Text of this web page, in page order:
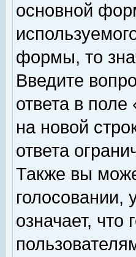
основной
формы, то
Введите
ответа в
на новой
ответа
Также вы
голосовании,
означает,